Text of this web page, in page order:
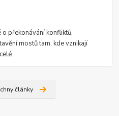
o překonávání konfliktů,
mostů tam, kde vznikají
články